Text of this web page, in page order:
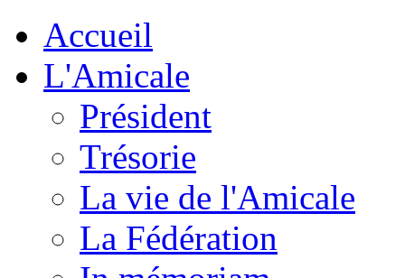
Accueil
L'Amicale
Président
Trésorie
La vie de l'Amicale
La Fédération